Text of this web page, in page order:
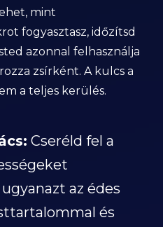
mint
fogyasztasz, időzítsd
azonnal felhasználja
zsírként. A kulcs a
a teljes kerülés.
Cseréld fel a
az édes
és